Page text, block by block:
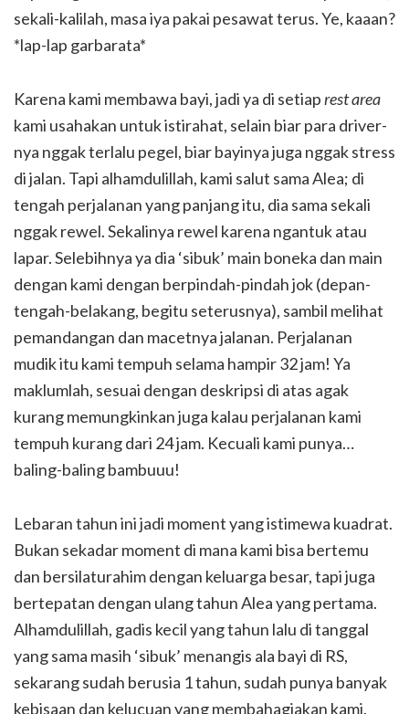
sekali-kalilah, masa iya pakai pesawat terus. Ye, kaaan?
*lap-lap garbarata*
Karena kami membawa bayi, jadi ya di setiaprest area
kami usahakan untuk istirahat, selain biar para driver-
nya nggak terlalu pegel, biar bayinya juga nggak stress
di jalan. Tapi alhamdulillah, kami salut sama Alea; di
tengah perjalanan yang panjang itu, dia sama sekali
nggak rewel. Sekalinya rewel karena ngantuk atau
lapar. Selebihnya ya dia ‘sibuk’ main boneka dan main
dengan kami dengan berpindah-pindah jok (depan-
tengah-belakang, begitu seterusnya), sambil melihat
pemandangan dan macetnya jalanan. Perjalanan
mudik itu kami tempuh selama hampir 32 jam! Ya
maklumlah, sesuai dengan deskripsi di atas agak
kurang memungkinkan juga kalau perjalanan kami
tempuh kurang dari 24 jam. Kecuali kami punya…
baling-baling bambuuu!
Lebaran tahun ini jadi moment yang istimewa kuadrat.
Bukan sekadar moment di mana kami bisa bertemu
dan bersilaturahim dengan keluarga besar, tapi juga
bertepatan dengan ulang tahun Alea yang pertama.
Alhamdulillah, gadis kecil yang tahun lalu di tanggal
yang sama masih ‘sibuk’ menangis ala bayi di RS,
sekarang sudah berusia 1 tahun, sudah punya banyak
kebisaan dan kelucuan yang membahagiakan kami.